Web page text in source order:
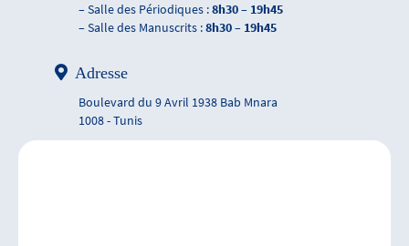
– Salle des Périodiques :8h30 – 19h45
– Salle des Manuscrits :8h30 – 19h45
Adresse
Boulevard du 9 Avril 1938 Bab Mnara
1008 - Tunis